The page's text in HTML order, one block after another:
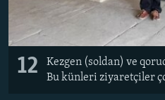
12
Kezgen (soldan) ve
Bu künleri ziyaretçiler